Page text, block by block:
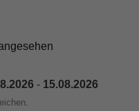
- 15.08.2026